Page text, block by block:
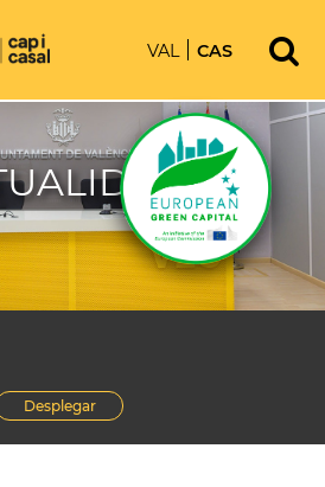
VAL CAS
Desplegar